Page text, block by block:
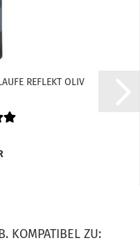
REFLEKT OLIV
KOMPATIBEL ZU: